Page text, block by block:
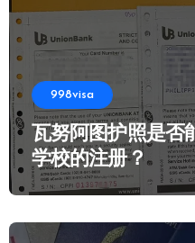
998visa
瓦努阿图护照是否
学校的注册？